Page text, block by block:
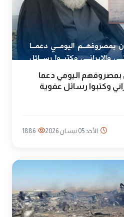
بمصروفهم اليومي دعما
وكتبوا رسائل عفوية
الأحد 05 نيسان 2026 1886